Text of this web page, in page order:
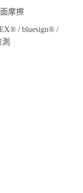
摩擦
/ bluesign® /